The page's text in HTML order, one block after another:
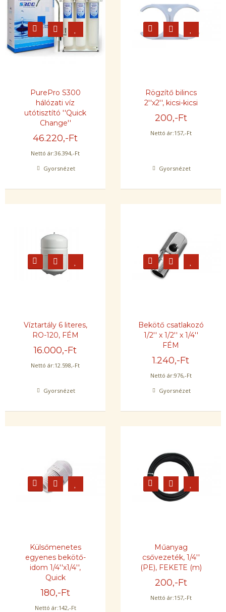
PurePro S300
hálózati víz
utótisztító ''Quick
Change''
46.220,-Ft
Nettó ár:36.394,-Ft
Gyorsnézet
Rögzítő bilincs
2''x2'', kicsi-kicsi
200,-Ft
Nettó ár:157,-Ft
Gyorsnézet
Víztartály 6 literes,
RO-120, FÉM
16.000,-Ft
Nettó ár:12.598,-Ft
Gyorsnézet
Bekötő csatlakozó
1/2'' x 1/2'' x 1/4''
FÉM
1.240,-Ft
Nettó ár:976,-Ft
Gyorsnézet
Külsőmenetes
egyenes bekötő-
idom 1/4''x1/4'',
Quick
180,-Ft
Nettó ár:142,-Ft
Műanyag
csővezeték, 1/4''
(PE), FEKETE (m)
200,-Ft
Nettó ár:157,-Ft